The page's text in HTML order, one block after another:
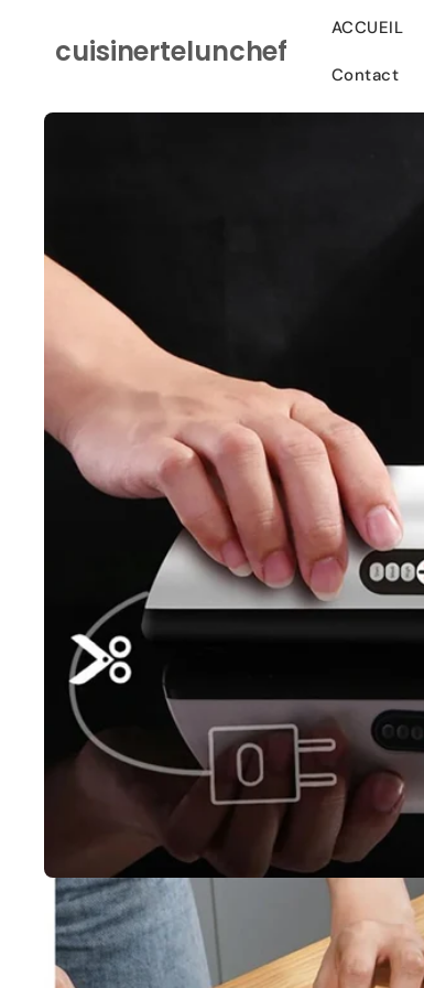
contenu
cuisinertelunchef
ACCUEIL
Contact
Passer aux